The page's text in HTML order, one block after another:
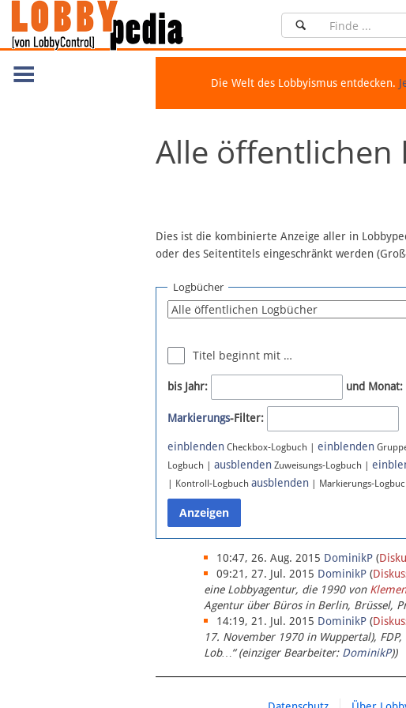
Die Welt des Lobbyismus entdecken.
Alle öffentlichen
Dies ist die kombinierte Anzeige aller in
oder des Seitentitels eingeschränkt werden
Logbücher
Titel beginnt mit …
bis Jahr: und Monat:
Markierungs-Filter:
einblenden Checkbox-Logbuch | einblenden
Logbuch | ausblenden Zuweisungs-Logbuch |
| Kontroll-Logbuch ausblenden | Markierungs-
10:47, 26. Aug. 2015 DominikP (
09:21, 27. Jul. 2015 DominikP (
eine Lobbyagentur, die 1990 von
Agentur über Büros in Berlin, Brüssel,
14:19, 21. Jul. 2015 DominikP (
17. November 1970 in Wuppertal),
Lob…“ (einziger Bearbeiter: DominikP))